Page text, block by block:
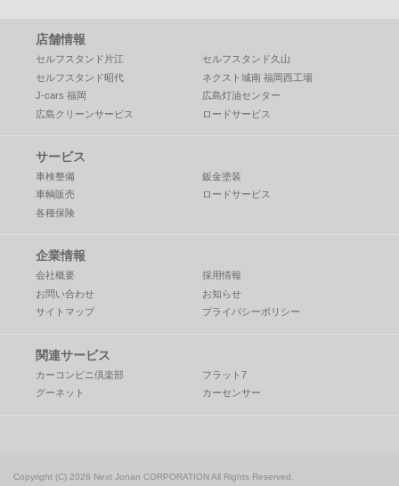
店舗情報
セルフスタンド片江
セルフスタンド久山
セルフスタンド昭代
ネクスト城南 福岡西工場
J-cars 福岡
広島灯油センター
広島クリーンサービス
ロードサービス
サービス
車検整備
鈑金塗装
車輌販売
ロードサービス
各種保険
企業情報
会社概要
採用情報
お問い合わせ
お知らせ
サイトマップ
プライバシーポリシー
関連サービス
カーコンビニ倶楽部
フラット7
グーネット
カーセンサー
Copyright (C) 2026 Next Jonan CORPORATIONAll Rights Reserved.